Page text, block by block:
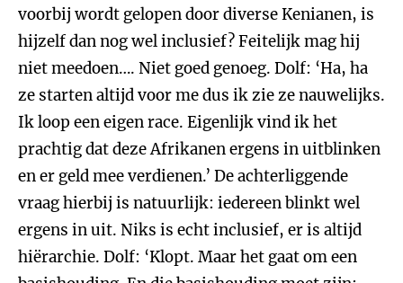
voorbij wordt gelopen door diverse Kenianen, is
hijzelf dan nog wel inclusief? Feitelijk mag hij
niet meedoen…. Niet goed genoeg. Dolf: ‘Ha, ha
ze starten altijd voor me dus ik zie ze nauwelijks.
Ik loop een eigen race. Eigenlijk vind ik het
prachtig dat deze Afrikanen ergens in uitblinken
en er geld mee verdienen.’ De achterliggende
vraag hierbij is natuurlijk: iedereen blinkt wel
ergens in uit. Niks is echt inclusief, er is altijd
hiërarchie. Dolf: ‘Klopt. Maar het gaat om een